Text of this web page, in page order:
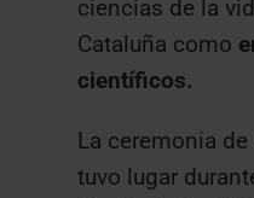
ciencias de la
Cataluña como
científicos.
La ceremonia
tuvo lugar